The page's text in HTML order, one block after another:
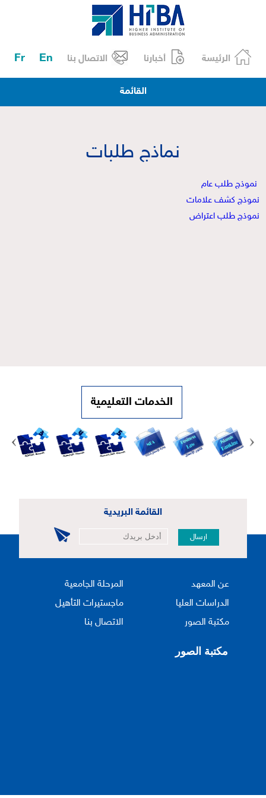
الرئيسة أخبارنا الاتصال بنا En
Fr
القائمة
نماذج طلبات
نموذج طلب عام
نموذج كشف علامات
نموذج طلب اعتراض
الخدمات التعليمية
القائمة البريدية
ارسال
عن المعهد
المرحلة الجامعية
الدراسات العليا
ماجستيرات التأهيل
مكتبة الصور
الاتصال بنا